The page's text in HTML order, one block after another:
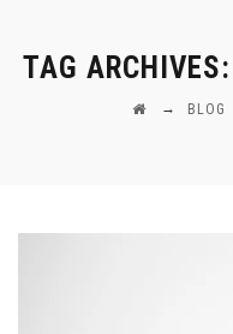
TAG ARCHIVES:
→ BLOG